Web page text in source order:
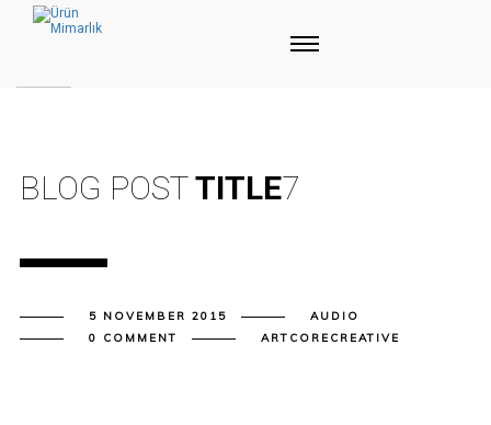
BLOG POSTTITLE7
5 NOVEMBER 2015
AUDIO
0 COMMENT
ARTCORECREATIVE